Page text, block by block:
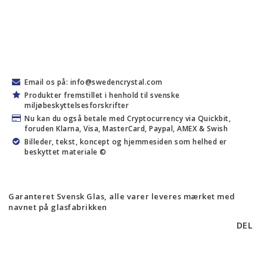
Email os på: info@swedencrystal.com
Produkter fremstillet i henhold til svenske
miljøbeskyttelsesforskrifter
Nu kan du også betale med Cryptocurrency via Quickbit,
foruden Klarna, Visa, MasterCard, Paypal, AMEX & Swish
Billeder, tekst, koncept og hjemmesiden som helhed er
beskyttet materiale ©
Garanteret Svensk Glas, alle varer leveres mærket med
navnet på glasfabrikken
DEL